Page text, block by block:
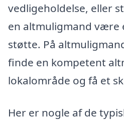
vedligeholdelse, eller
en altmuligmand være
støtte. På
finde en kompetent
lokalområde og få et
Her er nogle af de